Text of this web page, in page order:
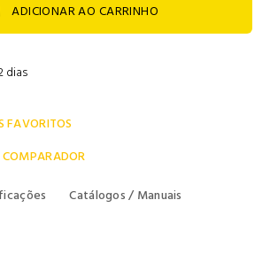
ADICIONAR AO CARRINHO
dias
FAVORITOS
Catálogos / Manuais